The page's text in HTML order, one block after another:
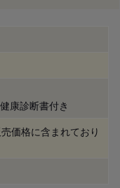
康診断書付き
価格に含まれており